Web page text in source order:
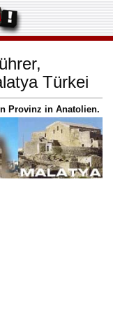
Türkei
Provinz in Anatolien.